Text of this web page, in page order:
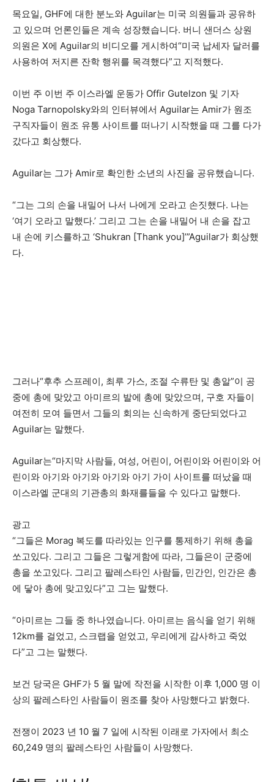
목요일, GHF에 대한 분노와 Aguilar는 미국 의원들과 공유하
고 있으며 언론인들은 계속 성장했습니다. 버니 샌더스 상원
의원은 X에 Aguilar의 비디오를 게시하여“미국 납세자 달러를
사용하여 저지른 잔학 행위를 목격했다”고 지적했다.
이번 주 이번 주 이스라엘 운동가 Offir Gutelzon 및 기자
Noga Tarnopolsky와의 인터뷰에서 Aguilar는 Amir가 원조
구직자들이 원조 유통 사이트를 떠나기 시작했을 때 그를 다가
갔다고 회상했다.
Aguilar는 그가 Amir로 확인한 소년의 사진을 공유했습니다.
“그는 그의 손을 내밀어 나서 나에게 오라고 손짓했다. 나는
‘여기 오라고 말했다.’ 그리고 그는 손을 내밀어 내 손을 잡고
내 손에 키스를하고 ‘Shukran [Thank you]’”Aguilar가 회상했
다.
그러나“후추 스프레이, 최루 가스, 조절 수류탄 및 총알”이 공
중에 총에 맞았고 아미르의 발에 총에 맞았으며, 구호 자들이
여전히 모여 들면서 그들의 회의는 신속하게 중단되었다고
Aguilar는 말했다.
Aguilar는“마지막 사람들, 여성, 어린이, 어린이와 어린이와 어
린이와 아기와 아기와 아기와 아기 가이 사이트를 떠났을 때
이스라엘 군대의 기관총의 화재를들을 수 있다고 말했다.
광고
“그들은 Morag 복도를 따라있는 인구를 통제하기 위해 총을
쏘고있다. 그리고 그들은 그렇게함에 따라, 그들은이 군중에
총을 쏘고있다. 그리고 팔레스타인 사람들, 민간인, 인간은 총
에 닿아 총에 맞고있다”고 그는 말했다.
“아미르는 그들 중 하나였습니다. 아미르는 음식을 얻기 위해
12km를 걸었고, 스크랩을 얻었고, 우리에게 감사하고 죽었
다”고 그는 말했다.
보건 당국은 GHF가 5 월 말에 작전을 시작한 이후 1,000 명 이
상의 팔레스타인 사람들이 원조를 찾아 사망했다고 밝혔다.
전쟁이 2023 년 10 월 7 일에 시작된 이래로 가자에서 최소
60,249 명의 팔레스타인 사람들이 사망했다.